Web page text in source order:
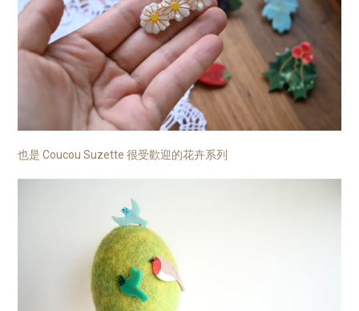
也是 Coucou Suzette 很受歡迎的花卉系列